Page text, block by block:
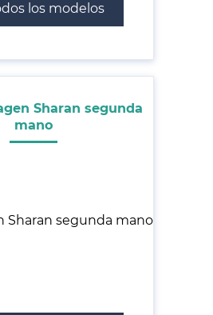
los modelos
Sharan segunda
mano